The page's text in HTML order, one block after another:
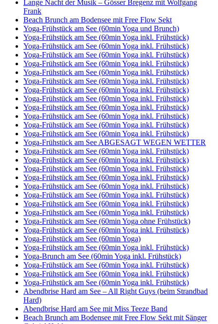
Lange Nacht der Musik – Gösser Bregenz mit Wolfgang
Frank
Beach Brunch am Bodensee mit Free Flow Sekt
Yoga-Frühstück am See (60min Yoga und Brunch)
Yoga-Frühstück am See (60min Yoga inkl. Frühstück)
Yoga-Frühstück am See (60min Yoga inkl. Frühstück)
Yoga-Frühstück am See (60min Yoga inkl. Frühstück)
Yoga-Frühstück am See (60min Yoga inkl. Frühstück)
Yoga-Frühstück am See (60min Yoga inkl. Frühstück)
Yoga-Frühstück am See (60min Yoga inkl. Frühstück)
Yoga-Frühstück am See (60min Yoga inkl. Frühstück)
Yoga-Frühstück am See (60min Yoga inkl. Frühstück)
Yoga-Frühstück am See (60min Yoga inkl. Frühstück)
Yoga-Frühstück am See (60min Yoga inkl. Frühstück)
Yoga-Frühstück am See (60min Yoga inkl. Frühstück)
Yoga-Frühstück am See (60min Yoga inkl. Frühstück)
Yoga-Frühstück am See ABGESAGT WEGEN WETTER
Yoga-Frühstück am See (60min Yoga inkl. Frühstück)
Yoga-Frühstück am See (60min Yoga inkl. Frühstück)
Yoga-Frühstück am See (60min Yoga inkl. Frühstück)
Yoga-Frühstück am See (60min Yoga inkl. Frühstück)
Yoga-Frühstück am See (60min Yoga inkl. Frühstück)
Yoga-Frühstück am See (60min Yoga inkl. Frühstück)
Yoga-Frühstück am See (60min Yoga inkl. Frühstück)
Yoga-Frühstück am See (60min Yoga inkl. Frühstück)
Yoga-Frühstück am See (60min Yoga ohne Frühstück)
Yoga-Frühstück am See (60min Yoga inkl. Frühstück)
Yoga-Frühstück am See (60min Yoga)
Yoga-Frühstück am See (60min Yoga inkl. Frühstück)
Yoga-Brunch am See (60min Yoga inkl. Frühstück)
Yoga-Frühstück am See (60min Yoga inkl. Frühstück)
Yoga-Frühstück am See (60min Yoga inkl. Frühstück)
Yoga-Frühstück am See (60min Yoga inkl. Frühstück)
Abendbrise Hard am See – All Right Guys (beim Strandbad
Hard)
Abendbrise Hard am See mit Miss Teeze Band
Beach Brunch am Bodensee mit Free Flow Sekt mit Sänger